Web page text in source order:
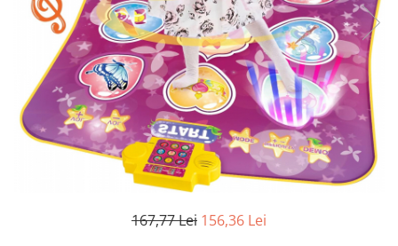
Seturi de constructie
Jucarii vorbarete
Jucarii tip STEM
Jucarii instrumente muzicale
Jucarii fete
Jucarii baieti
Copii 4 ani+
Copii 5 ani+
Copii 6 ani+
Copii 4 ani+
Copii 5 ani+
Copii 6 ani+
Lenjerii de pat copii si bebe
Mobilier pentru copii
Patuturi copii
Jucarii de plus mici
Jucarii de plus medii
Jucarii de plus mari
167,77 Lei 156,36 Lei